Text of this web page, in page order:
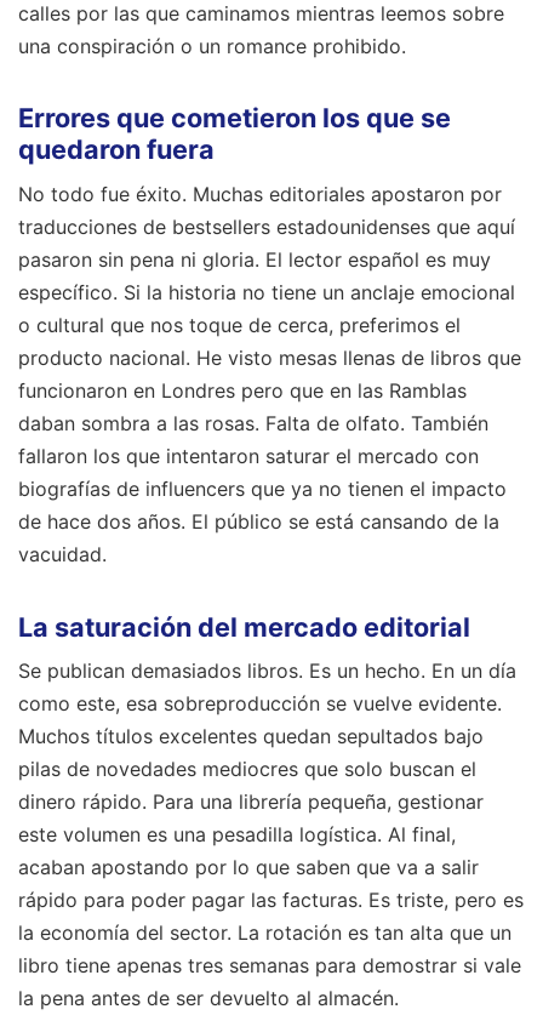
calles por las que caminamos mientras leemos sobre
una conspiración o un romance prohibido.
Errores que cometieron los que se
quedaron fuera
No todo fue éxito. Muchas editoriales apostaron por
traducciones de bestsellers estadounidenses que aquí
pasaron sin pena ni gloria. El lector español es muy
específico. Si la historia no tiene un anclaje emocional
o cultural que nos toque de cerca, preferimos el
producto nacional. He visto mesas llenas de libros que
funcionaron en Londres pero que en las Ramblas
daban sombra a las rosas. Falta de olfato. También
fallaron los que intentaron saturar el mercado con
biografías de influencers que ya no tienen el impacto
de hace dos años. El público se está cansando de la
vacuidad.
La saturación del mercado editorial
Se publican demasiados libros. Es un hecho. En un día
como este, esa sobreproducción se vuelve evidente.
Muchos títulos excelentes quedan sepultados bajo
pilas de novedades mediocres que solo buscan el
dinero rápido. Para una librería pequeña, gestionar
este volumen es una pesadilla logística. Al final,
acaban apostando por lo que saben que va a salir
rápido para poder pagar las facturas. Es triste, pero es
la economía del sector. La rotación es tan alta que un
libro tiene apenas tres semanas para demostrar si vale
la pena antes de ser devuelto al almacén.